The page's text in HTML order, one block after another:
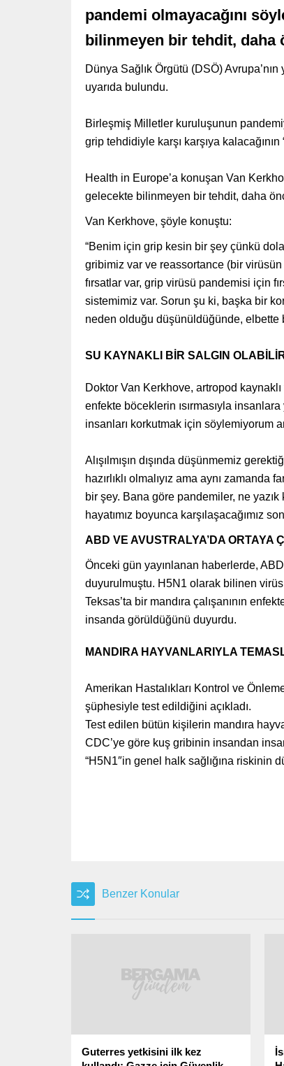
pandemi olmayacağını
bilinmeyen bir tehdit, daha
Dünya Sağlık Örgütü (DSÖ)
uyarıda bulundu.
Birleşmiş Milletler kuruluşunun
grip tehdidiyle karşı karşıya
Health in Europe’a konuşan Van
gelecekte bilinmeyen bir tehdit, daha
Van Kerkhove, şöyle konuştu:
“Benim için grip kesin bir şey çünkü
gribimiz var ve reassortance (bir
fırsatlar var, grip virüsü pandemisi için
sistemimiz var. Sorun şu ki, başka bir
neden olduğu düşünüldüğünde, elbette
SU KAYNAKLI BİR SALGIN
Doktor Van Kerkhove, artropod
enfekte böceklerin ısırmasıyla
insanları korkutmak için söylemiyorum
Alışılmışın dışında düşünmemiz
hazırlıklı olmalıyız ama aynı zamanda
bir şey. Bana göre pandemiler, ne yazık
hayatımız boyunca karşılaşacağımız
ABD VE AVUSTRALYA’DA ORTAYA
Önceki gün yayınlanan haberlerde,
duyurulmuştu. H5N1 olarak bilinen
Teksas’ta bir mandıra çalışanının
insanda görüldüğünü duyurdu.
MANDIRA HAYVANLARIYLA
Amerikan Hastalıkları Kontrol ve
şüphesiyle test edildiğini açıkladı.
Test edilen bütün kişilerin mandıra
CDC’ye göre kuş gribinin insandan
“H5N1″in genel halk sağlığına riskinin
Benzer Konular
Guterres yetkisini ilk kez